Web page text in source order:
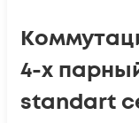
4-х
standart